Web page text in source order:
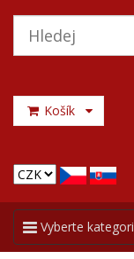
Košík
Toggle
navigation
Vyberte